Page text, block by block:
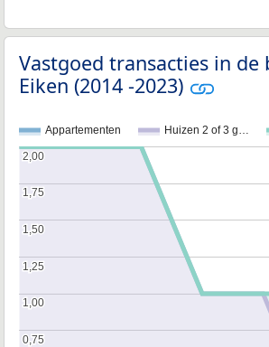
Vastgoed transacties in de
Eiken (2014 -2023)
Appartementen Huizen 2 of 3 g…
0,75
0,75
1,00
1,00
1,25
1,25
1,50
1,50
1,75
1,75
2,00
2,00